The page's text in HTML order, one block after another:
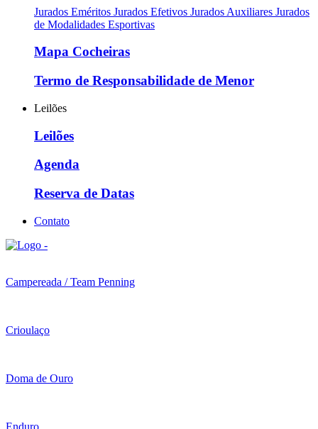
Jurados Eméritos Jurados Efetivos Jurados Auxiliares Jurados
de Modalidades Esportivas
Mapa Cocheiras
Termo de Responsabilidade de Menor
Leilões
Leilões
Agenda
Reserva de Datas
Contato
Campereada / Team Penning
Crioulaço
Doma de Ouro
Enduro